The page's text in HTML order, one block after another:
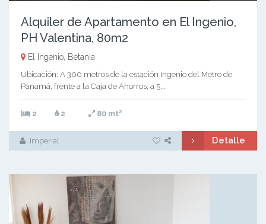
Alquiler de Apartamento en El Ingenio,
PH Valentina, 80m2
El Ingenio, Betania
Ubicación: A 300 metros de la estación Ingenio del Metro de
Panamá, frente a la Caja de Ahorros, a 5...
2 2 80 mt2
Imperial Detalle